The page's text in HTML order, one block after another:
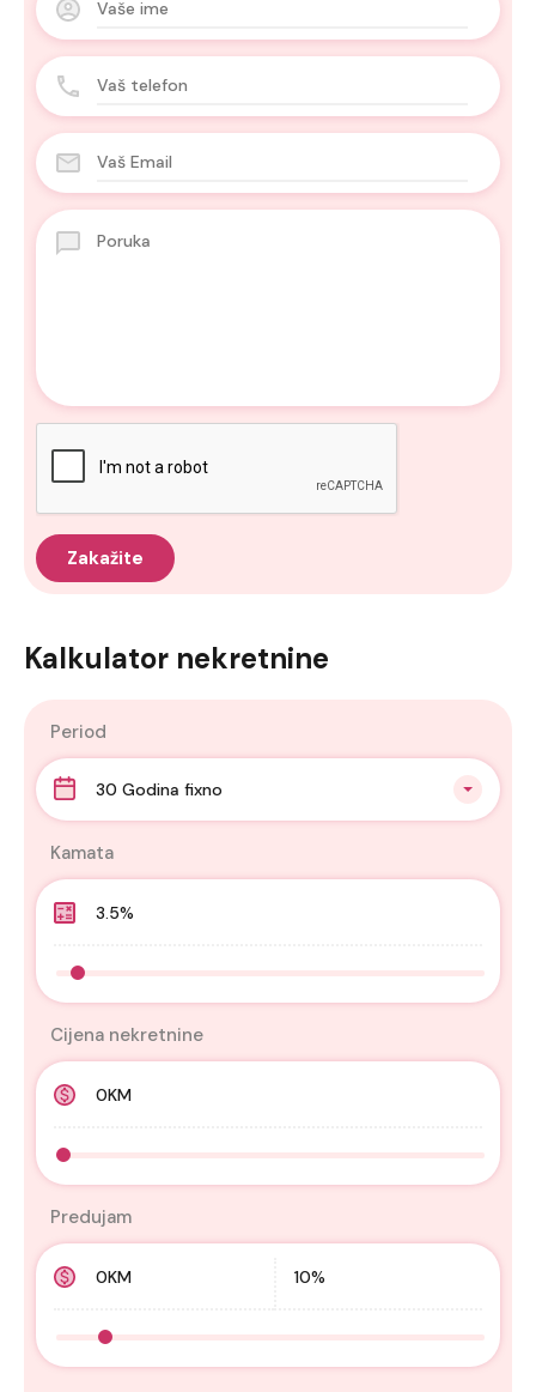
Kalkulator nekretnine
Period
30 Godina fixno
Kamata
Cijena nekretnine
Predujam